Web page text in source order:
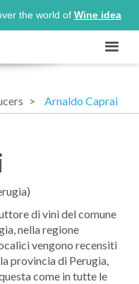
the world of Wine idea
Arnaldo Caprai
di vini del comune
nella regione
vengono recensiti
provincia di Perugia,
come in tutte le